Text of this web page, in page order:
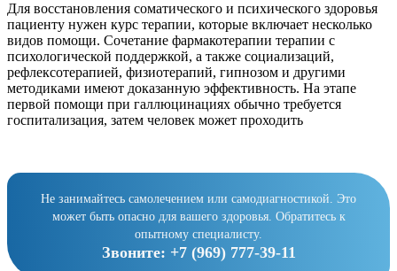
Для восстановления соматического и психического здоровья
пациенту нужен курс терапии, которые включает несколько
видов помощи. Сочетание фармакотерапии терапии с
психологической поддержкой, а также социализаций,
рефлексотерапией, физиотерапий, гипнозом и другими
методиками имеют доказанную эффективность. На этапе
первой помощи при галлюцинациях обычно требуется
госпитализация, затем человек может проходить
Не занимайтесь самолечением или самодиагностикой. Это
может быть опасно для вашего здоровья. Обратитесь к
опытному специалисту.
Звоните: +7 (969) 777-39-11